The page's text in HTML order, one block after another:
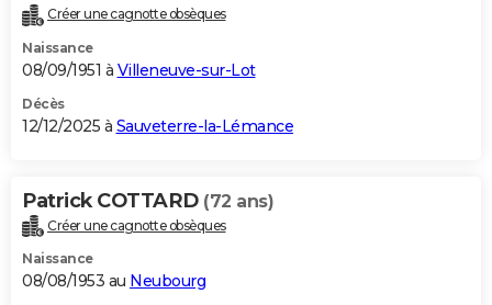
Créer une cagnotte obsèques
Naissance
08/09/1951 à Villeneuve-sur-Lot
Décès
12/12/2025 à Sauveterre-la-Lémance
Patrick COTTARD (72 ans)
Créer une cagnotte obsèques
Naissance
08/08/1953 au Neubourg